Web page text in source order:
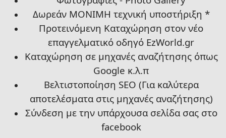
Δωρεάν ΜΟΝΙΜΗ τεχνική υποστήριξη *
Προτεινόμενη Καταχώρηση στον νέο
επαγγελματικό οδηγό EzWorld.gr
Καταχώρηση σε μηχανές αναζήτησης όπως
Google κ.λ.π
Βελτιστοποίηση SEO (Για καλύτερα
αποτελέσματα στις μηχανές αναζήτησης)
Σύνδεση με την υπάρχουσα σελίδα σας στο
facebook